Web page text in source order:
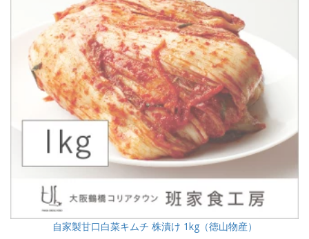
自家製甘口白菜キムチ 株漬け 1kg（徳山物産）